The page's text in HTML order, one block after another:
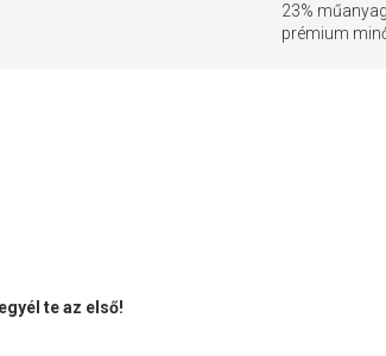
23%
prémium
te az első!